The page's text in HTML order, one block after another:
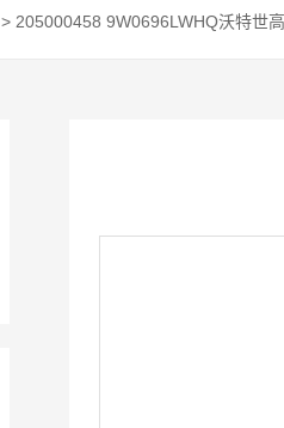
> 205000458 9W0696LWHQ沃特世